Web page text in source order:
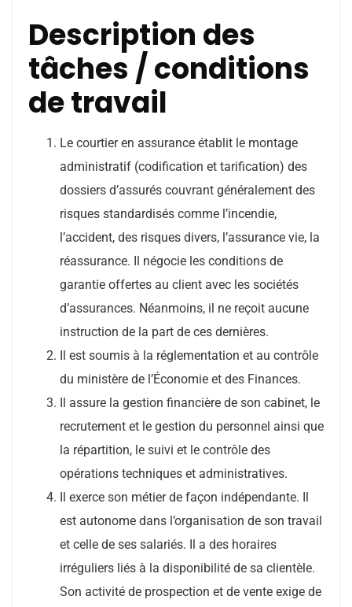
Description des
tâches / conditions
de travail
Le courtier en assurance établit le montage
administratif (codification et tarification) des
dossiers d’assurés couvrant généralement des
risques standardisés comme l’incendie,
l’accident, des risques divers, l’assurance vie, la
réassurance. Il négocie les conditions de
garantie offertes au client avec les sociétés
d’assurances. Néanmoins, il ne reçoit aucune
instruction de la part de ces dernières.
Il est soumis à la réglementation et au contrôle
du ministère de l’Économie et des Finances.
Il assure la gestion financière de son cabinet, le
recrutement et le gestion du personnel ainsi que
la répartition, le suivi et le contrôle des
opérations techniques et administratives.
Il exerce son métier de façon indépendante. Il
est autonome dans l’organisation de son travail
et celle de ses salariés. Il a des horaires
irréguliers liés à la disponibilité de sa clientèle.
Son activité de prospection et de vente exige de